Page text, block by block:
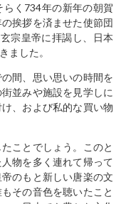
く734年の新年の朝賀
挨拶を済ませた使節団
宗皇帝に拝謁し、日本
ました。
間、思い思いの時間を
並みや施設を見学しに
、および私的な買い物
ことでしょう。このと
物を多く連れて帰って
のもと新しい唐楽の文
その音色を聴いたこと